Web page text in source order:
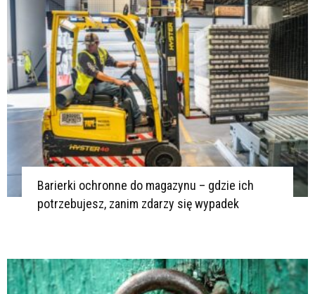
Barierki ochronne do magazynu – gdzie ich
potrzebujesz, zanim zdarzy się wypadek